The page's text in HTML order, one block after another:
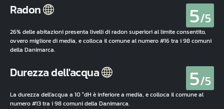
Radon 5/5
26% delle abitazioni presenta livelli di radon superiori al limite consentito,
ovvero migliore di media, e colloca il comune al numero #16 tra i 98 comuni
della Danimarca.
Durezza dell'acqua 5/5
La durezza dell'acqua a 10 °dH è inferiore a media, e colloca il comune al
numero #13 tra i 98 comuni della Danimarca.